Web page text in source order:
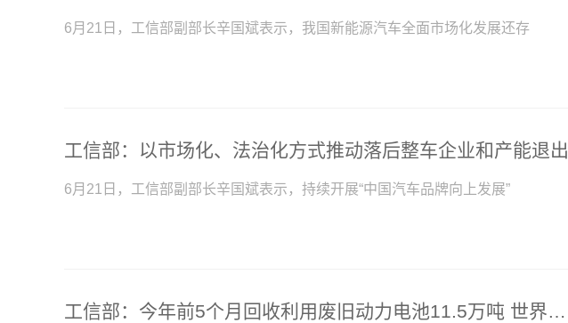
6月21日，工信部副部长辛国斌表示，我国新能源汽车全面市场化发展还存
工信部：以市场化、法治化方式推动落后整车企业和产能退出
6月21日，工信部副部长辛国斌表示，持续开展“中国汽车品牌向上发展”
工信部：今年前5个月回收利用废旧动力电池11.5万吨 世界聚焦